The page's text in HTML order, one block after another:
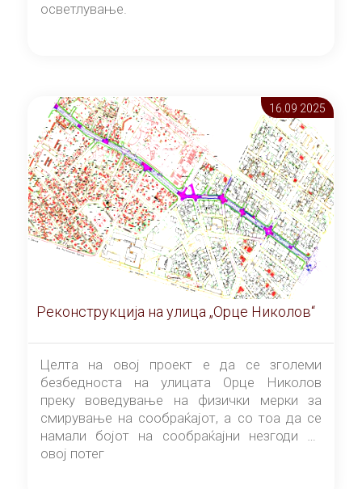
осветлување.
16.09 2025
Реконструкција на улица „Орце Николов“
Целта на овој проект е да се зголеми
безбедноста на улицата Орце Николов
преку воведување на физички мерки за
смирување на сообраќајот, а со тоа да се
намали бојот на сообраќајни незгоди на
овој потег